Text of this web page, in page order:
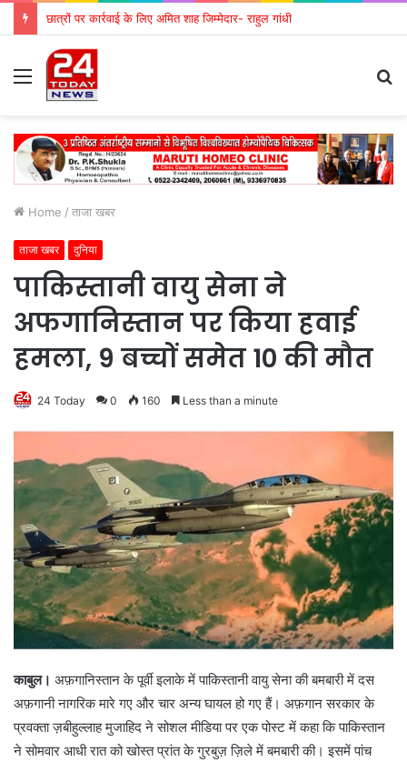
छात्रों पर कार्रवाई के लिए अमित शाह जिम्मेदार- राहुल गांधी
Menu
Home / ताजा खबर
ताजा खबर दुनिया
पाकिस्तानी वायु सेना ने
अफगानिस्तान पर किया हवाई
हमला, 9 बच्चों समेत 10 की मौत
24 Today 0 160 Less than a minute
काबुल। अफ़गानिस्तान के पूर्वी इलाके में पाकिस्तानी वायु सेना की बमबारी में दस
अफ़गानी नागरिक मारे गए और चार अन्य घायल हो गए हैं। अफ़गान सरकार के
प्रवक्ता ज़बीहुल्लाह मुजाहिद ने सोशल मीडिया पर एक पोस्ट में कहा कि पाकिस्तान
ने सोमवार आधी रात को खोस्त प्रांत के गुरबुज़ ज़िले में बमबारी की। इसमें पांच